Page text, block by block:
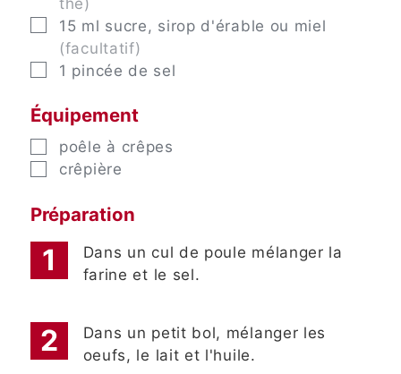
▢
15 ml sucre, sirop d'érable ou miel
(facultatif)
▢
1 pincée de sel
Équipement
▢
poêle à crêpes
▢
crêpière
Préparation
Dans un cul de poule mélanger la
farine et le sel.
Dans un petit bol, mélanger les
oeufs, le lait et l'huile.